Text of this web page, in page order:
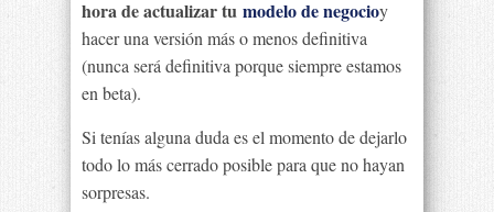
hora de actualizar tu modelo de negocioy
hacer una versión más o menos definitiva
(nunca será definitiva porque siempre estamos
en beta).
Si tenías alguna duda es el momento de dejarlo
todo lo más cerrado posible para que no hayan
sorpresas.